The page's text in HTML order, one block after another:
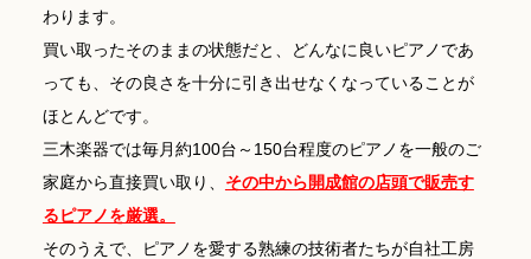
わります。
買い取ったそのままの状態だと、どんなに良いピアノであ
っても、その良さを十分に引き出せなくなっていることが
ほとんどです。
三木楽器では毎月約100台～150台程度のピアノを一般のご
家庭から直接買い取り、 その中から開成館の店頭で販売す
るピアノを厳選。
そのうえで、ピアノを愛する熟練の技術者たちが自社工房